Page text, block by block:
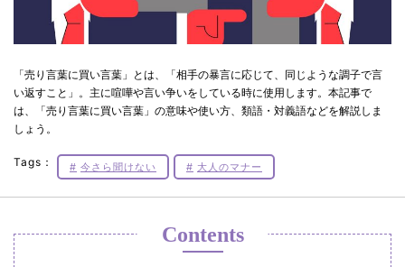
「売り言葉に買い言葉」とは、「相手の暴言に応じて、同じような調子で言
い返すこと」。主に喧嘩や言い争いをしている時に使用します。本記事で
は、「売り言葉に買い言葉」の意味や使い方、類語・対義語などを解説しま
しょう。
Tags： 今さら聞けない 大人のマナー
Contents